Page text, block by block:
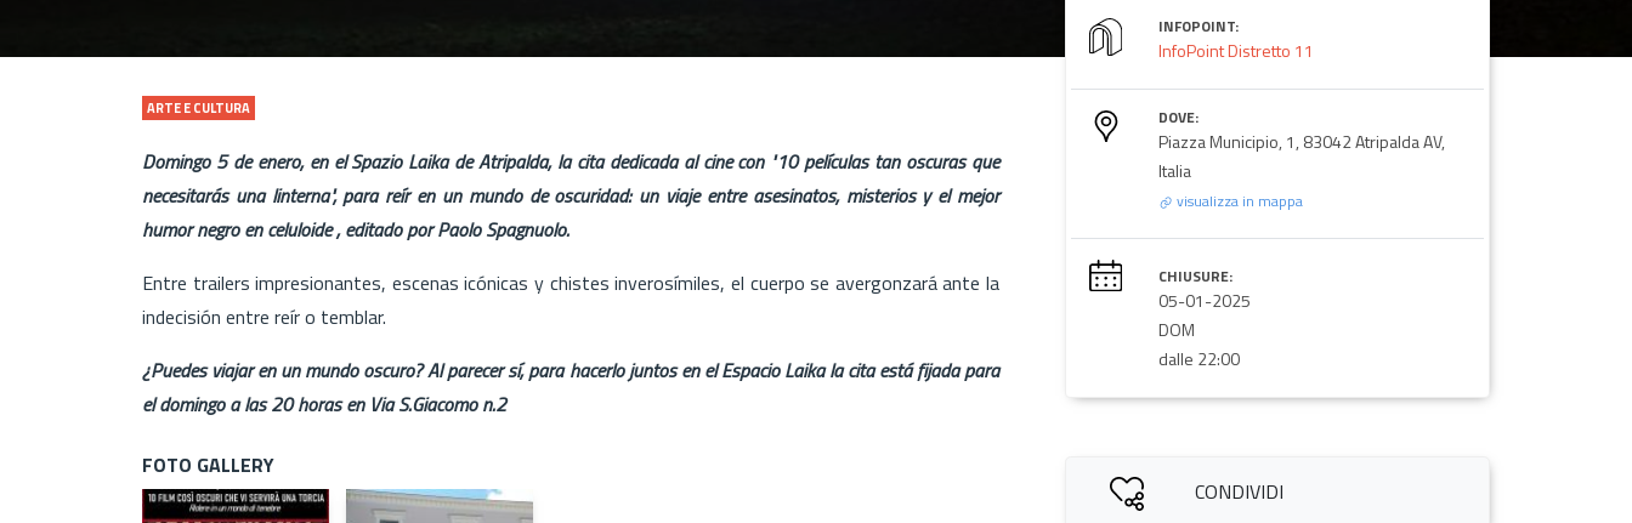
ARTE E CULTURA
Domingo 5 de enero, en el Spazio Laika de Atripalda, la cita dedicada al cine con "10 películas tan oscuras que
necesitarás una linterna", para reír en un mundo de oscuridad: un viaje entre asesinatos, misterios y el mejor
humor negro en celuloide , editado por Paolo Spagnuolo.
Entre trailers impresionantes, escenas icónicas y chistes inverosímiles, el cuerpo se avergonzará ante la
indecisión entre reír o temblar.
¿Puedes viajar en un mundo oscuro? Al parecer sí, para hacerlo juntos en el Espacio Laika la cita está fijada para
el domingo a las 20 horas en Via S.Giacomo n.2
FOTO GALLERY
INFOPOINT:
InfoPoint Distretto 11
DOVE:
Piazza Municipio, 1, 83042 Atripalda AV,
Italia
visualizza in mappa
CHIUSURE:
05-01-2025
DOM
dalle 22:00
CONDIVIDI